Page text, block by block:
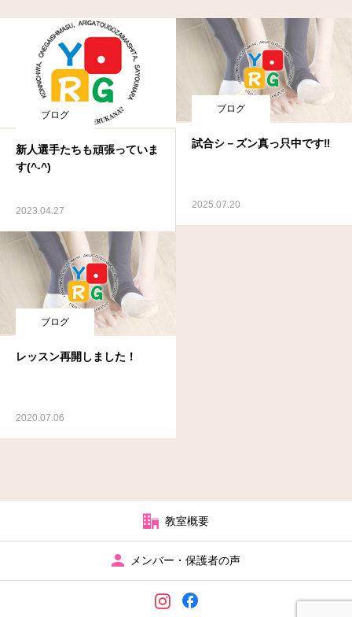
ブログ
新人選手たちも頑張っていま
す(^-^)
2023.04.27
ブログ
試合シ－ズン真っ只中です‼
2025.07.20
ブログ
レッスン再開しました！
2020.07.06
教室概要
メンバー・保護者の声